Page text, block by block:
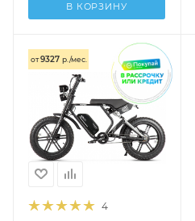
В КОРЗИНУ
от9327 р./мес.
4